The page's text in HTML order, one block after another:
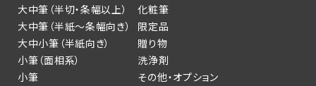
大中筆（半切・条幅以上）
大中筆（半紙～条幅向き）
大中小筆（半紙向き）
小筆（面相系）
小筆
化粧筆
限定品
贈り物
洗浄剤
その他・オプション